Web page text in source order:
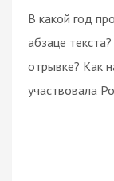
В какой год
абзаце
отрывке? Как
участвовала